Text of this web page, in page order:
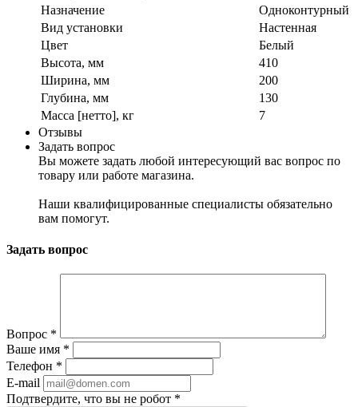
Назначение
Одноконтурный
Вид установки
Настенная
Цвет
Белый
Высота, мм
410
Ширина, мм
200
Глубина, мм
130
Масса [нетто], кг
7
Отзывы
Задать вопрос
Вы можете задать любой интересующий вас вопрос по
товару или работе магазина.
Наши квалифицированные специалисты обязательно
вам помогут.
Задать вопрос
Вопрос *
Ваше имя *
Телефон *
E-mail
Подтвердите, что вы не робот *